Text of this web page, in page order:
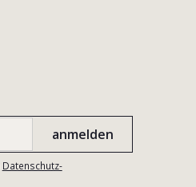
Datenschutz-